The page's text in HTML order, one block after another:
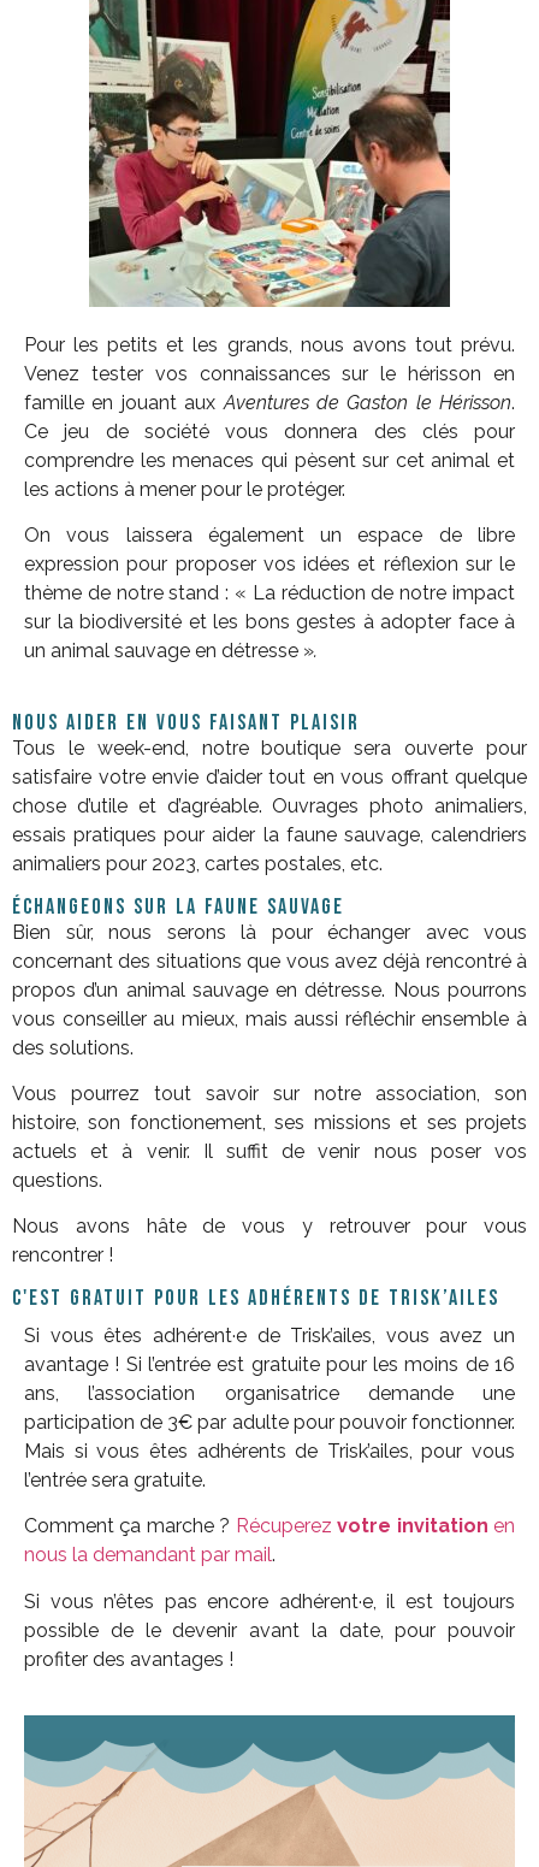
Pour les petits et les grands, nous avons tout prévu.
Venez tester vos connaissances sur le hérisson en
famille en jouant aux Aventures de Gaston le Hérisson.
Ce jeu de société vous donnera des clés pour
comprendre les menaces qui pèsent sur cet animal et
les actions à mener pour le protéger.
On vous laissera également un espace de libre
expression pour proposer vos idées et réflexion sur le
thème de notre stand : « La réduction de notre impact
sur la biodiversité et les bons gestes à adopter face à
un animal sauvage en détresse ».
NOUS AIDER EN VOUS FAISANT PLAISIR
Tous le week-end, notre boutique sera ouverte pour
satisfaire votre envie d’aider tout en vous offrant quelque
chose d’utile et d’agréable. Ouvrages photo animaliers,
essais pratiques pour aider la faune sauvage, calendriers
animaliers pour 2023, cartes postales, etc.
ÉCHANGEONS SUR LA FAUNE SAUVAGE
Bien sûr, nous serons là pour échanger avec vous
concernant des situations que vous avez déjà rencontré à
propos d’un animal sauvage en détresse. Nous pourrons
vous conseiller au mieux, mais aussi réfléchir ensemble à
des solutions.
Vous pourrez tout savoir sur notre association, son
histoire, son fonctionement, ses missions et ses projets
actuels et à venir. Il suffit de venir nous poser vos
questions.
Nous avons hâte de vous y retrouver pour vous
rencontrer !
C'EST GRATUIT POUR LES ADHÉRENTS DE TRISK’AILES
Si vous êtes adhérent·e de Trisk’ailes, vous avez un
avantage ! Si l’entrée est gratuite pour les moins de 16
ans, l’association organisatrice demande une
participation de 3€ par adulte pour pouvoir fonctionner.
Mais si vous êtes adhérents de Trisk’ailes, pour vous
l’entrée sera gratuite.
Comment ça marche ? Récuperezvotre invitation en
nous la demandant par mail.
Si vous n’êtes pas encore adhérent·e, il est toujours
possible de le devenir avant la date, pour pouvoir
profiter des avantages !